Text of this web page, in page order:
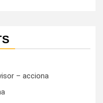
– acciona